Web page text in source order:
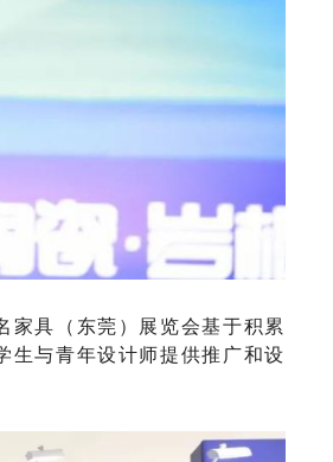
家具（东莞）展览会基于积累
生与青年设计师提供推广和设